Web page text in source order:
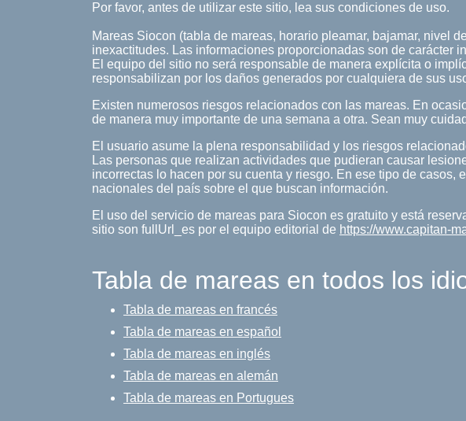
Por favor, antes de utilizar este sitio, lea sus condiciones de uso.
Mareas Siocon (tabla de mareas, horario pleamar, bajamar, nivel
inexactitudes. Las informaciones proporcionadas son de carácter
El equipo del sitio no será responsable de manera explícita o
responsabilizan por los daños generados por cualquiera de sus
Existen numerosos riesgos relacionados con las mareas. En
de manera muy importante de una semana a otra. Sean muy
El usuario asume la plena responsabilidad y los riesgos
Las personas que realizan actividades que pudieran causar
incorrectas lo hacen por su cuenta y riesgo. En ese tipo de
nacionales del país sobre el que buscan información.
El uso del servicio de mareas para Siocon es gratuito y está
sitio son fullUrl_es por el equipo editorial de https://www.capitan-
Tabla de mareas en todos los
Tabla de mareas en francés
Tabla de mareas en español
Tabla de mareas en inglés
Tabla de mareas en alemán
Tabla de mareas en Portugues